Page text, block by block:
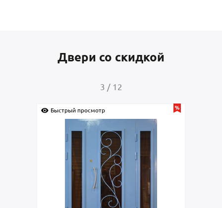
Двери со скидкой
3 / 12
Быстрый просмотр